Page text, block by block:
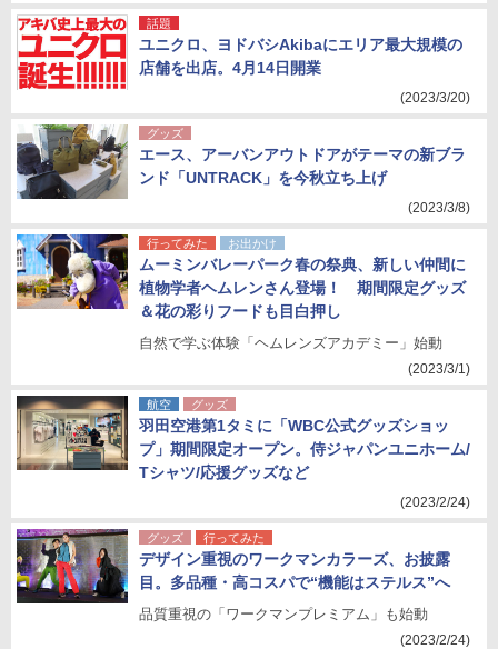
話題
ユニクロ、ヨドバシAkibaにエリア最大規模の
店舗を出店。4月14日開業
(2023/3/20)
グッズ
エース、アーバンアウトドアがテーマの新ブラ
ンド「UNTRACK」を今秋立ち上げ
(2023/3/8)
行ってみた お出かけ
ムーミンバレーパーク春の祭典、新しい仲間に
植物学者ヘムレンさん登場！ 期間限定グッズ
＆花の彩りフードも目白押し
自然で学ぶ体験「ヘムレンズアカデミー」始動
(2023/3/1)
航空 グッズ
羽田空港第1タミに「WBC公式グッズショッ
プ」期間限定オープン。侍ジャパンユニホーム/
Tシャツ/応援グッズなど
(2023/2/24)
グッズ 行ってみた
デザイン重視のワークマンカラーズ、お披露
目。多品種・高コスパで“機能はステルス”へ
品質重視の「ワークマンプレミアム」も始動
(2023/2/24)